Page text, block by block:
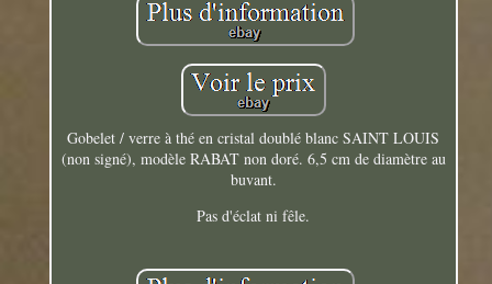
Gobelet / verre à thé en cristal doublé blanc SAINT LOUIS
(non signé), modèle RABAT non doré. 6,5 cm de diamètre au
buvant.
Pas d'éclat ni fêle.